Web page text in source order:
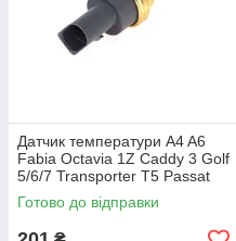
Датчик температури A4 A6
Fabia Octavia 1Z Caddy 3 Golf
5/6/7 Transporter T5 Passat
B6 (колір сірий)
Готово до відправки